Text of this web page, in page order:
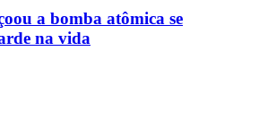
a bomba atômica se
na vida